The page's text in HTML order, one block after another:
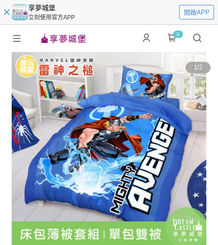
享夢城堡
立刻使用官方APP
開啟APP
0
1/2